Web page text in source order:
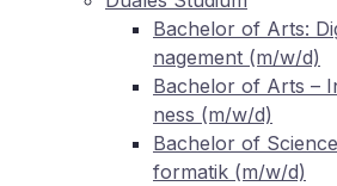
Ba­che­lor of Arts:
nage­ment (m/w/d)
Ba­che­lor of Arts –
ness (m/w/d)
Ba­che­lor of
for­ma­tik (m/w/d)